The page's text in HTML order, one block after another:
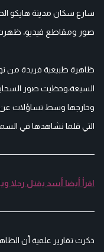
سارع سكان مدينة هايكو
صور ومقاطع فيديو،
ظاهرة طبيعية فريدة من
السبعة،وحظيت صور
وخارجها وسط تساؤلات عن
التي قلما نشاهدها في
اقرأ أيضا أسد يقتل رجلا
ذكرت تقارير علمية أن